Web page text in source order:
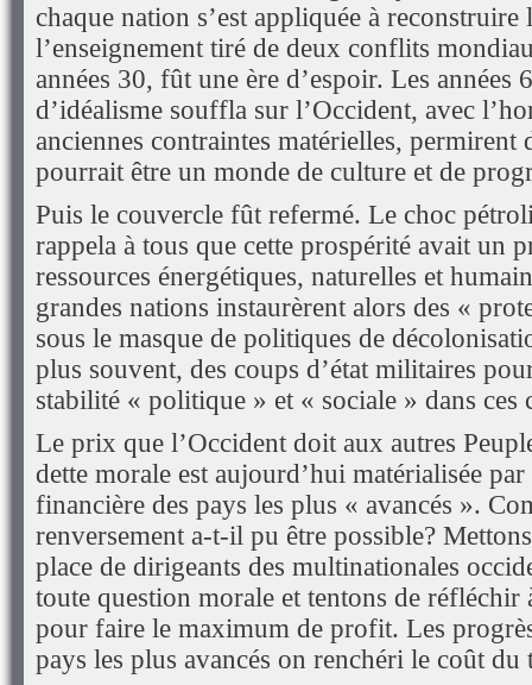
chaque nation s’est appliquée à reconstruire
l’enseignement tiré de deux conflits
années 30, fût une ère d’espoir. Les années
d’idéalisme souffla sur l’Occident, avec
anciennes contraintes matérielles, permirent
pourrait être un monde de culture et de
Puis le couvercle fût refermé. Le choc
rappela à tous que cette prospérité avait un
ressources énergétiques, naturelles et
grandes nations instaurèrent alors des «
sous le masque de politiques de
plus souvent, des coups d’état militaires
stabilité « politique » et « sociale » dans ces
Le prix que l’Occident doit aux autres
dette morale est aujourd’hui matérialisée par
financière des pays les plus « avancés ».
renversement a-t-il pu être possible?
place de dirigeants des multinationales
toute question morale et tentons de réfléchir
pour faire le maximum de profit. Les
pays les plus avancés on renchéri le coût du